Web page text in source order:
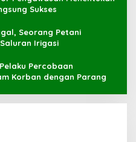
Sukses
Seorang Petani
Irigasi
Percobaan
Korban dengan Parang